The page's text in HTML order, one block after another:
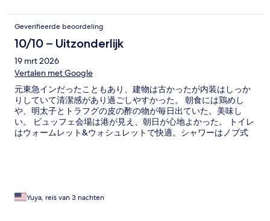
Geverifieerde beoordeling
10/10 – Uitzonderlijk
19 mrt 2026
Vertalen met Google
元東急インだったこともあり、建物は古かったが内装はしっか
りしていて清潔感があり過ごしやすかった。 朝食には鶏めし
や、明太子とトラフグの皮の酢の物が毎日出ていた。美味し
い。 ビュッフェ会場は港が見え、朝日が心地よかった。 トイレ
はウォームレット&ウォシュレットで快適。シャワーはノブ式
Yuya, reis van 3 nachten